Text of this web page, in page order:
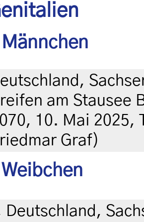
am Stausee
10. Mai 2025,
Graf)
Deutschland,